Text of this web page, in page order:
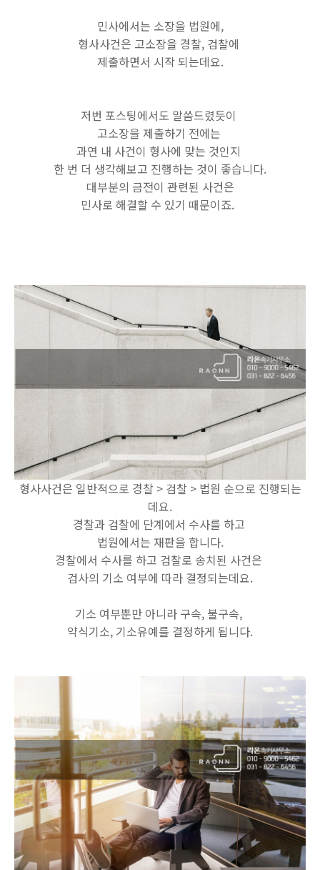
민사에서는 소장을 법원에,
형사사건은 고소장을 경찰, 검찰에
제출하면서 시작 되는데요.
저번 포스팅에서도 말씀드렸듯이
고소장을 제출하기 전에는
과연 내 사건이 형사에 맞는 것인지
한 번 더 생각해보고 진행하는 것이 좋습니다.
대부분의 금전이 관련된 사건은
민사로 해결할 수 있기 때문이죠.
형사사건은 일반적으로 경찰 > 검찰 > 법원 순으로 진행되는
데요.
경찰과 검찰에 단계에서 수사를 하고
법원에서는 재판을 합니다.
경찰에서 수사를 하고 검찰로 송치된 사건은
검사의 기소 여부에 따라 결정되는데요.
기소 여부뿐만 아니라 구속, 불구속,
약식기소, 기소유예를 결정하게 됩니다.